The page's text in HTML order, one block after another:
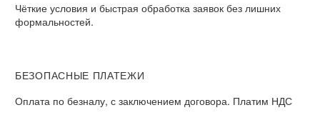
Чёткие условия и быстрая обработка заявок без лишних
формальностей.
БЕЗОПАСНЫЕ ПЛАТЕЖИ
Оплата по безналу, с заключением договора. Платим НДС